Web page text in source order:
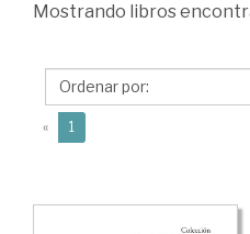
Rainer,
Mostrando libros
« 1